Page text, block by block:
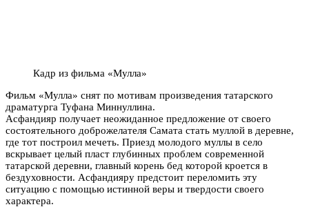
Кадр из фильма «Мулла»
Фильм «Мулла» снят по мотивам произведения татарского
драматурга Туфана Миннуллина.
Асфандияр получает неожиданное предложение от своего
состоятельного доброжелателя Самата стать муллой в деревне,
где тот построил мечеть. Приезд молодого муллы в село
вскрывает целый пласт глубинных проблем современной
татарской деревни, главный корень бед которой кроется в
бездуховности. Асфандияру предстоит переломить эту
ситуацию с помощью истинной веры и твердости своего
характера.